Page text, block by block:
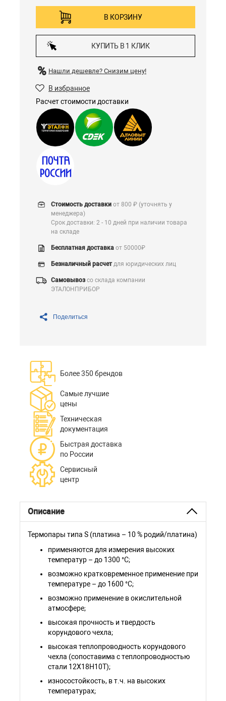
В КОРЗИНУ
КУПИТЬ В 1 КЛИК
Нашли дешевле? Снизим цену!
В избранное
Расчет стоимости доставки
Стоимость доставки от 800 ₽ (уточнять у
менеджера)
Срок доставки: 2 - 10 дней при наличии товара
на складе
Бесплатная доставка от 50000₽
Безналичный расчетдля юридических лиц
Самовывозсо склада компании
ЭТАЛОНПРИБОР
Поделиться
Более 350 брендов
Самые лучшие
цены
Техническая
документация
Быстрая доставка
по России
Сервисный
центр
Описание
Термопары типа S (платина – 10 % родий/платина)
применяются для измерения высоких
температур – до 1300 °С;
возможно кратковременное применение при
температуре – до 1600 °С;
возможно применение в окислительной
атмосфере;
высокая прочность и твердость
корундового чехла;
высокая теплопроводность корундового
чехла (сопоставима с теплопроводностью
стали 12Х18Н10Т);
износостойкость, в т.ч. на высоких
температурах;